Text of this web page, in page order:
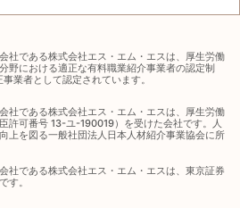
社である株式会社エス・エム・エスは、厚生労働
野における適正な有料職業紹介事業者の認定制
業者として認定されています。
社である株式会社エス・エム・エスは、厚生労働
許可番号 13-ユ-190019）を受けた会社です。人
上を図る一般社団法人日本人材紹介事業協会に所
社である株式会社エス・エム・エスは、東京証券
す。